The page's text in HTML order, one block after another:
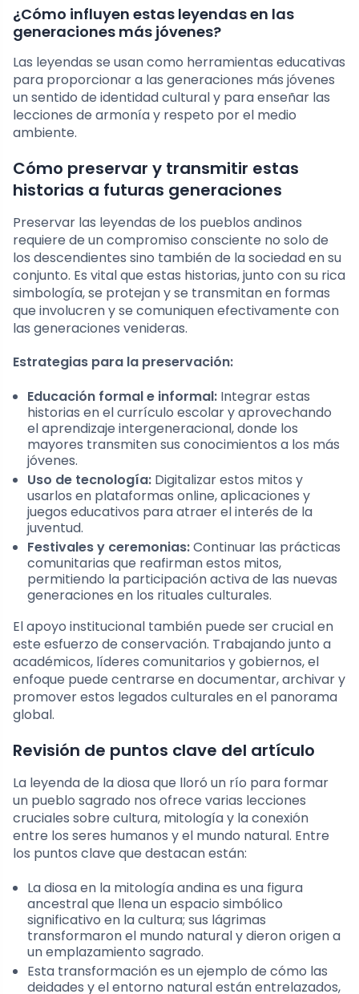
¿Cómo influyen estas leyendas en las
generaciones más jóvenes?
Las leyendas se usan como herramientas educativas
para proporcionar a las generaciones más jóvenes
un sentido de identidad cultural y para enseñar las
lecciones de armonía y respeto por el medio
ambiente.
Cómo preservar y transmitir estas
historias a futuras generaciones
Preservar las leyendas de los pueblos andinos
requiere de un compromiso consciente no solo de
los descendientes sino también de la sociedad en su
conjunto. Es vital que estas historias, junto con su rica
simbología, se protejan y se transmitan en formas
que involucren y se comuniquen efectivamente con
las generaciones venideras.
Estrategias para la preservación:
Educación formal e informal: Integrar estas
historias en el currículo escolar y aprovechando
el aprendizaje intergeneracional, donde los
mayores transmiten sus conocimientos a los más
jóvenes.
Uso de tecnología: Digitalizar estos mitos y
usarlos en plataformas online, aplicaciones y
juegos educativos para atraer el interés de la
juventud.
Festivales y ceremonias:Continuar las prácticas
comunitarias que reafirman estos mitos,
permitiendo la participación activa de las nuevas
generaciones en los rituales culturales.
El apoyo institucional también puede ser crucial en
este esfuerzo de conservación. Trabajando junto a
académicos, líderes comunitarios y gobiernos, el
enfoque puede centrarse en documentar, archivar y
promover estos legados culturales en el panorama
global.
Revisión de puntos clave del artículo
La leyenda de la diosa que lloró un río para formar
un pueblo sagrado nos ofrece varias lecciones
cruciales sobre cultura, mitología y la conexión
entre los seres humanos y el mundo natural. Entre
los puntos clave que destacan están:
La diosa en la mitología andina es una figura
ancestral que llena un espacio simbólico
significativo en la cultura; sus lágrimas
transformaron el mundo natural y dieron origen a
un emplazamiento sagrado.
Esta transformación es un ejemplo de cómo las
deidades y el entorno natural están entrelazados,